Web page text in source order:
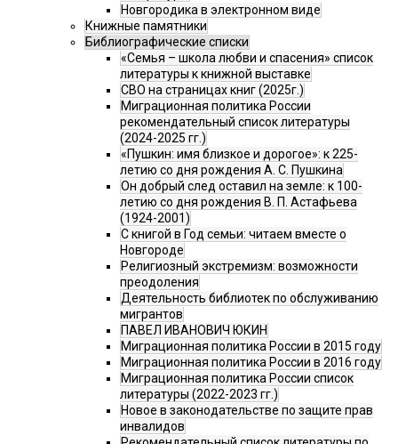
Новгородика в электронном виде
Книжные памятники
Библиографические списки
«Семья – школа любви и спасения» список
литературы к книжной выставке
СВО на страницах книг (2025г.)
Миграционная политика России
рекомендательный список литературы
(2024-2025 гг.)
«Пушкин: имя близкое и дорогое»: к 225-
летию со дня рождения А. С. Пушкина
Он добрый след оставил на земле: к 100-
летию со дня рождения В. П. Астафьева
(1924-2001)
С книгой в Год семьи: читаем вместе о
Новгороде
Религиозный экстремизм: возможности
преодоления
Деятельность библиотек по обслуживанию
мигрантов
ПАВЕЛ ИВАНОВИЧ ЮКИН
Миграционная политика России в 2015 году
Миграционная политика России в 2016 году
Миграционная политика России список
литературы (2022-2023 гг.)
Новое в законодательстве по защите прав
инвалидов